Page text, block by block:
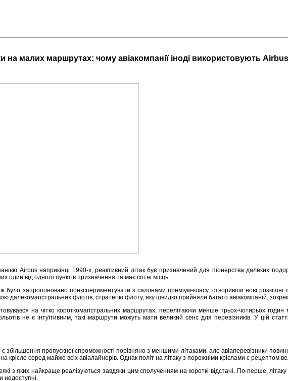
на малих маршрутах: чому авіакомпанії іноді використовують
Airbus наприкінці 1990-х, реактивний літак був призначений для піонерства далеких
один від одного пунктів призначення та має сотні місць.
було запропоновано поекспериментувати з салонами преміум-класу, створивши нові
далекомагістральних флотів, стратегію флоту, яку швидко прийняли багато авіакомпаній,
на чітко короткомагістральних маршрутах, перелітаючи менше трьох-чотирьох
не є інтуїтивним, такі маршрути можуть мати великий сенс для перевізників. У цій
пропускної спроможності порівняно з меншими літаками, але авіаперевізники
серед майже всіх авіалайнерів. Однак політ на літаку з порожніми кріслами є рецептом
з яких найкраще реалізуються завдяки цим сполученням на короткі відстані. По-перше,
недоступні.